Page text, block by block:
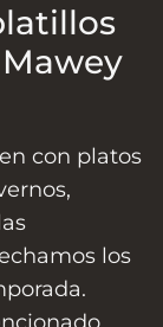
con platos
los